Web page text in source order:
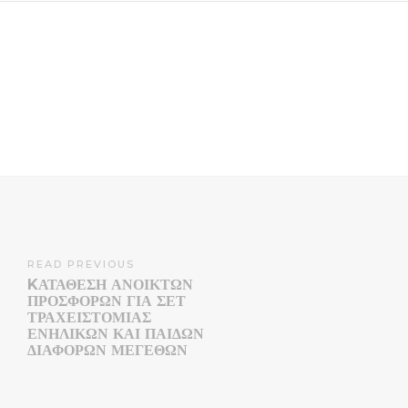
READ PREVIOUS
KΑΤΑΘΕΣΗ ΑΝΟΙΚΤΩΝ
ΠΡΟΣΦΟΡΩΝ ΓΙΑ ΣΕΤ
ΤΡΑΧΕΙΣΤΟΜΙΑΣ
ΕΝΗΛΙΚΩΝ ΚΑΙ ΠΑΙΔΩΝ
ΔΙΑΦΟΡΩΝ ΜΕΓΕΘΩΝ